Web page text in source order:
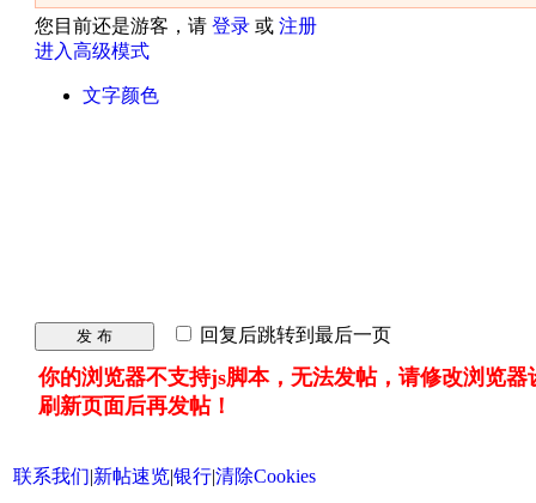
您目前还是游客，请 登录 或 注册
进入高级模式
文字颜色
发 布 回复后跳转到最后一页
你的浏览器不支持js脚本，无法发帖，请修改浏览器
刷新页面后再发帖！
联系我们|新帖速览|银行|清除Cookies